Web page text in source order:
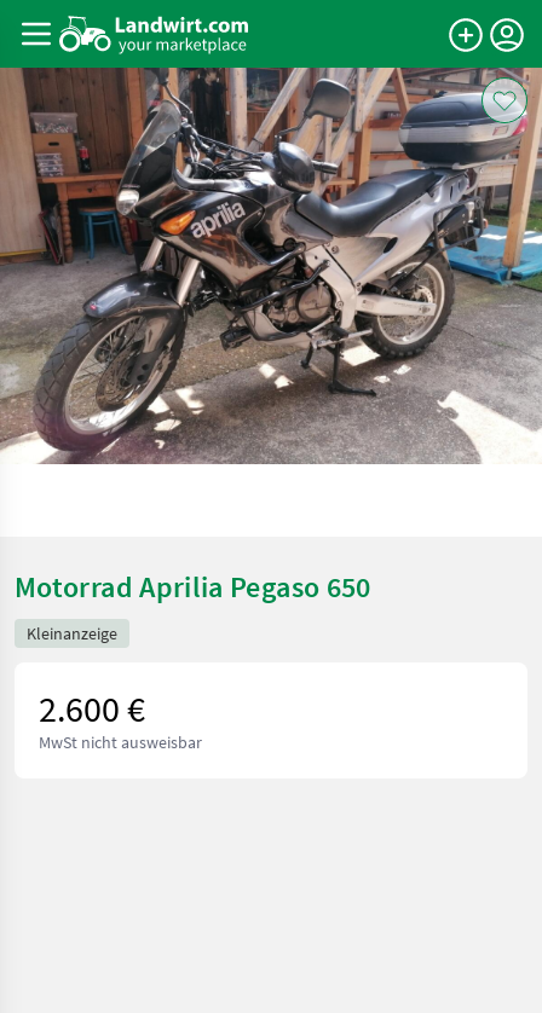
Motorrad Aprilia Pegaso 650
Kleinanzeige
2.600 €
MwSt nicht ausweisbar